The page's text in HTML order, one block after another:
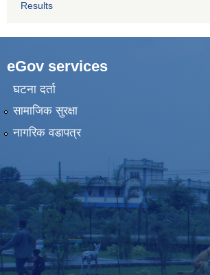
Results
eGov services
घटना दर्ता
सामाजिक सुरक्षा
नागरिक वडापत्र